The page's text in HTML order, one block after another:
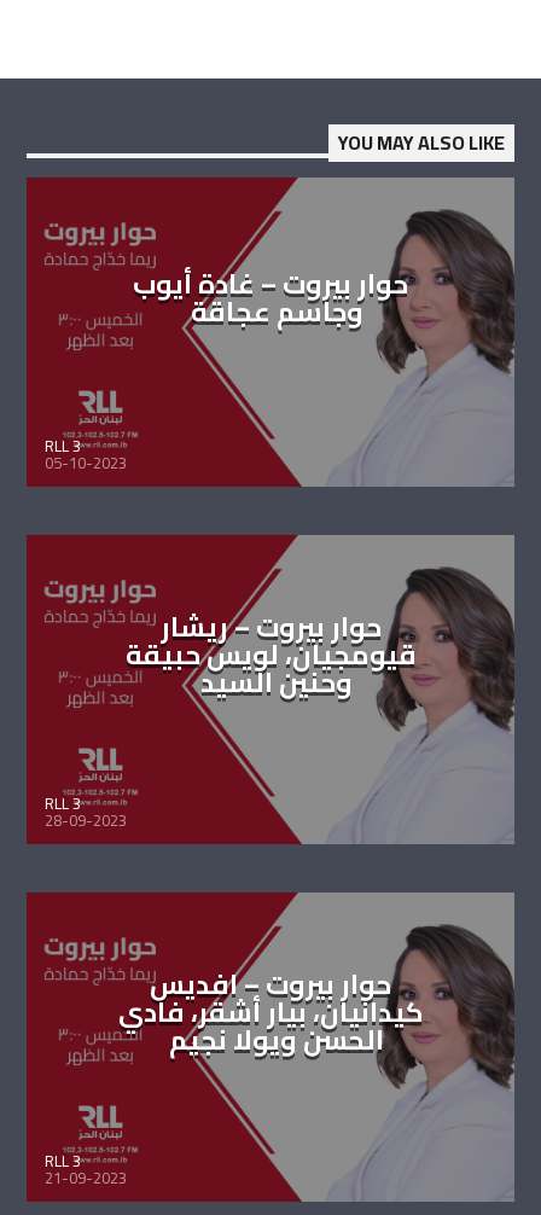
YOU MAY ALSO LIKE
حوار بيروت – غادة أيوب
وجاسم عجاقة
RLL 3
05-10-2023
حوار بيروت – ريشار
قيومجيان، لويس حبيقة
وحنين السيد
RLL 3
28-09-2023
حوار بيروت – افديس
كيدانيان، بيار أشقر، فادي
الحسن ويولا نجيم
RLL 3
21-09-2023